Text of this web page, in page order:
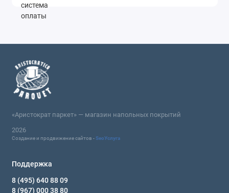
«Аристократ паркет» — магазин напольных покрытий
2026
Создание и продвижение сайтов -SeoУслуга
Поддержка
8 (495) 640 88 09
8 (967) 000 38 80